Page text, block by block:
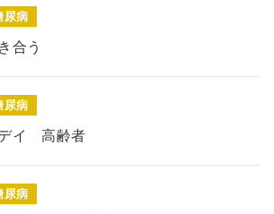
尿病
合う
尿病
イ 高齢者
尿病